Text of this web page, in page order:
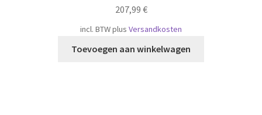
207,99 €
incl. BTWplus Versandkosten
Toevoegen aan winkelwagen